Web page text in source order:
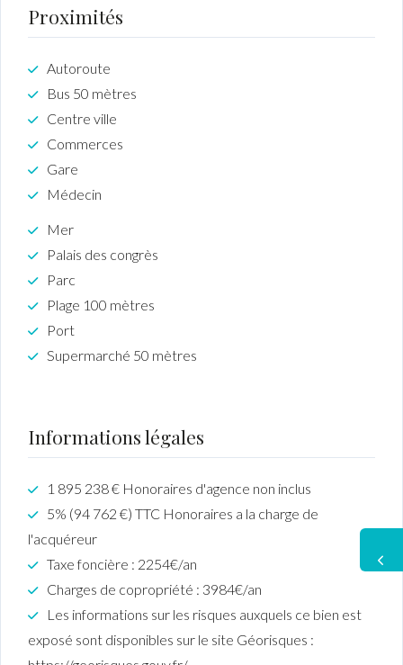
Proximités
Autoroute
Bus 50 mètres
Centre ville
Commerces
Gare
Médecin
Mer
Palais des congrès
Parc
Plage 100 mètres
Port
Supermarché 50 mètres
Informations légales
1 895 238 € Honoraires d'agence non inclus
5% (94 762 €) TTC Honoraires a la charge de
l'acquéreur
Taxe foncière : 2254€/an
Charges de copropriété : 3984€/an
Les informations sur les risques auxquels ce bien est
exposé sont disponibles sur le site Géorisques :